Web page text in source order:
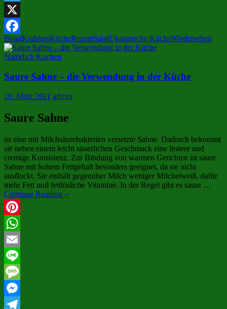
Telegram
X
Facebook
BrautKrabbenKücheRezeptSalatUkrainische KücheWiedersehen
Natürlich Kochen
Saure Sahne – die Verwendung in der Küche
18. März 2011 admin
Saure Sahne
ist eine mit Milchsäurebakterien versetzte Sahne. Dadurch bekommt
sie neben einem leicht säuerlichen Geschmack eine festere und
cremige Konsistenz. Zur Bindung von warmen Gerichten ist saure
Sahne mit hohem Fettgehalt besonders geeignet, da sie nicht
ausflockt. Sie enthält gegenüber Milch weniger Milcheiweiß, dafür
mehr Fett und fettlösliche Vitamine. In der Regel gibt es saure …
Continue Reading ››
Pinterest
WhatsApp
Email
Line
Message
Messenger